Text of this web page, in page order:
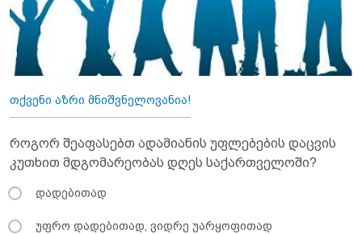
თქვენი აზრი მნიშვნელოვანია!
როგორ შეაფასებთ ადამიანის უფლებების დაცვის
კუთხით მდგომარეობას დღეს საქართველოში?
დადებითად
უფრო დადებითად, ვიდრე უარყოფითად